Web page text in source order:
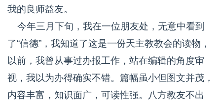
我的良师益友。
今年三月下旬，我在一位朋友处，无意中看到
了“信德”，我知道了这是一份天主教教会的读物，
以前，我曾从事过办报工作，站在编辑的角度审
视，我以为办得确实不错。篇幅虽小但图文并茂，
内容丰富，知识面广，可读性强。八方教友不出